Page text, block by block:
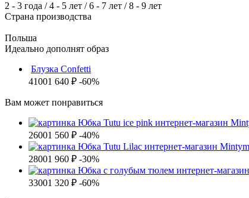
2 - 3 года / 4 - 5 лет / 6 - 7 лет / 8 - 9 лет
Страна производства
Польша
Идеально дополнят образ
Блузка Confetti
41001 640 ₽ -60%
Вам может понравиться
26001 560 ₽ -40%
28001 960 ₽ -30%
33001 320 ₽ -60%